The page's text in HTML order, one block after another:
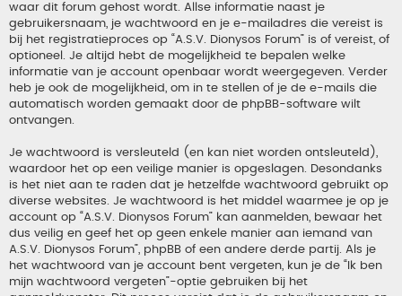
waar dit forum gehost wordt. Allse informatie naast je
gebruikersnaam, je wachtwoord en je e-mailadres die vereist is
bij het registratieproces op “A.S.V. Dionysos Forum” is of vereist, of
optioneel. Je altijd hebt de mogelijkheid te bepalen welke
informatie van je account openbaar wordt weergegeven. Verder
heb je ook de mogelijkheid, om in te stellen of je de e-mails die
automatisch worden gemaakt door de phpBB-software wilt
ontvangen.
Je wachtwoord is versleuteld (en kan niet worden ontsleuteld),
waardoor het op een veilige manier is opgeslagen. Desondanks
is het niet aan te raden dat je hetzelfde wachtwoord gebruikt op
diverse websites. Je wachtwoord is het middel waarmee je op je
account op “A.S.V. Dionysos Forum” kan aanmelden, bewaar het
dus veilig en geef het op geen enkele manier aan iemand van
A.S.V. Dionysos Forum”, phpBB of een andere derde partij. Als je
het wachtwoord van je account bent vergeten, kun je de “Ik ben
mijn wachtwoord vergeten”-optie gebruiken bij het